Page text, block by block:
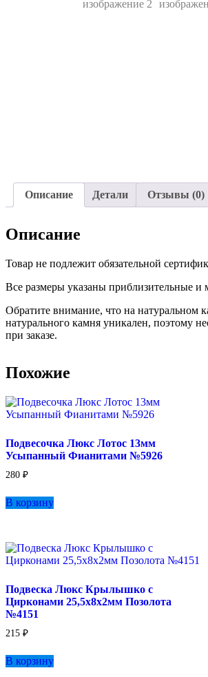
Описание Детали Отзывы (0)
Описание
Товар не подлежит обязательной
Все размеры указаны приблизительные и
Обратите внимание, что на натуральном
натурального камня уникален, поэтому
при заказе.
Похожие
Подвесочка Люкс Лотос 13мм
Усыпанный Фианитами №5926
280 ₽
В корзину
Подвеска Люкс Крылышко с
Цирконами 25,5х8х2мм Позолота
№4151
215 ₽
В корзину